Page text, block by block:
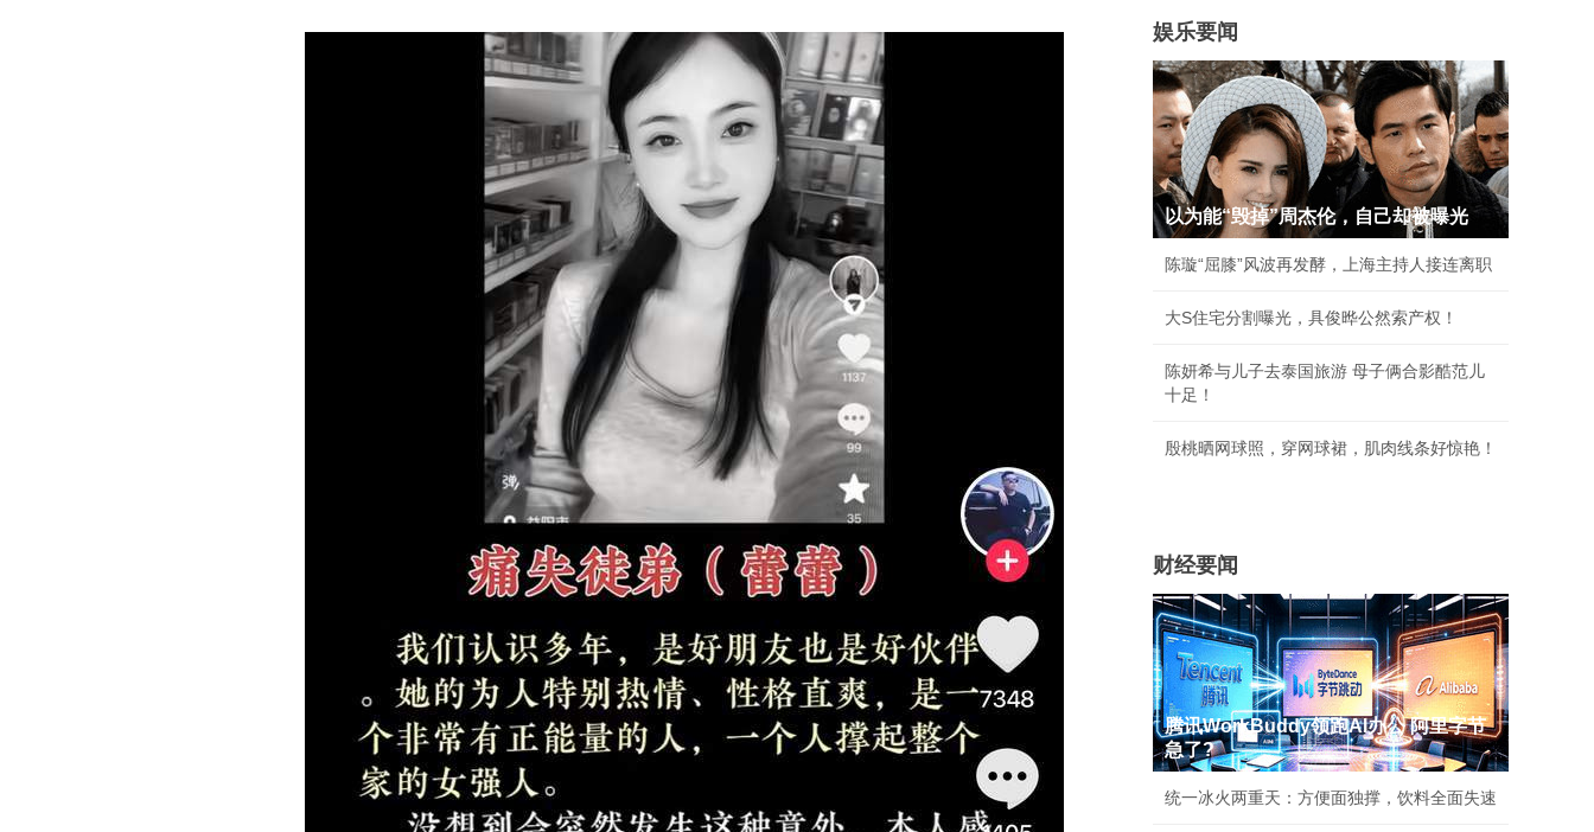
娱乐要闻
以为能“毁掉”周杰伦，自己却被曝光
陈璇“屈膝”风波再发酵，上海主持人接连离职
大S住宅分割曝光，具俊晔公然索产权！
陈妍希与儿子去泰国旅游 母子俩合影酷范儿
十足！
殷桃晒网球照，穿网球裙，肌肉线条好惊艳！
财经要闻
腾讯WorkBuddy领跑AI办公 阿里字节
急了?
统一冰火两重天：方便面独撑，饮料全面失速